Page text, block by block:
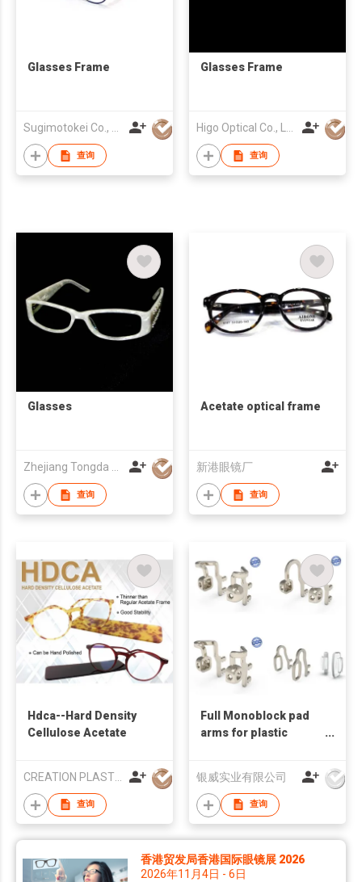
Glasses Frame
查询
Glasses Frame
查询
Glasses
Zhejiang Tongda Optical Co.,Ltd.
查询
Acetate optical frame
新港眼镜厂
查询
Hdca--Hard Density
Cellulose Acetate
CREATION PLASTIC MFY LTD
查询
Full Monoblock pad
arms for plastic
银威实业有限公司
查询
香港贸发局香港国际眼镜展 2026
2026年11月4日 - 6日